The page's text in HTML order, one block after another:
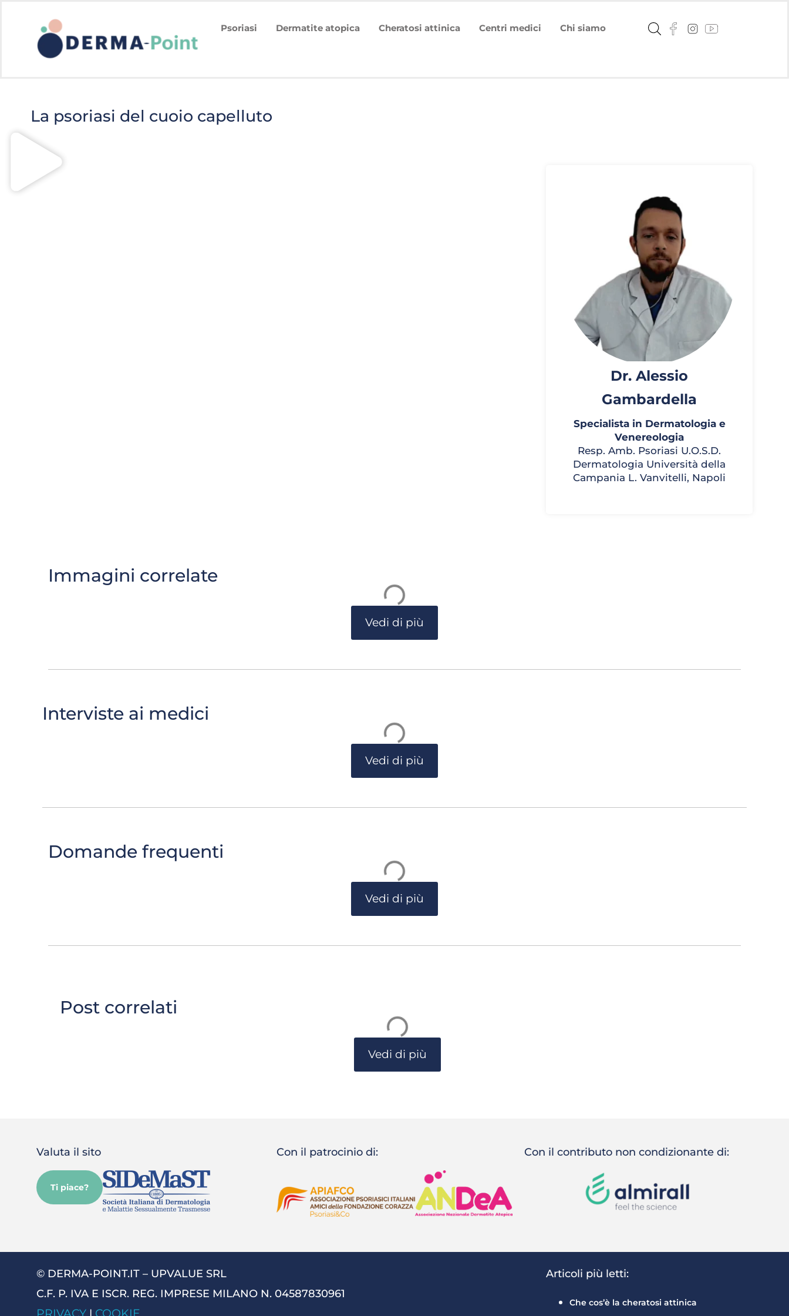
Psoriasi Dermatite atopica Cheratosi attinica Centri medici Chi siamo
La psoriasi del cuoio capelluto
Dr. Alessio
Gambardella
Specialista in Dermatologia e
Venereologia
Resp. Amb. Psoriasi U.O.S.D.
Dermatologia Università della
Campania L. Vanvitelli, Napoli
Immagini correlate
Vedi di più
Interviste ai medici
Vedi di più
Domande frequenti
Vedi di più
Post correlati
Vedi di più
Valuta il sito
Ti piace?
Con il patrocinio di: Con il contributo non condizionante di:
© DERMA-POINT.IT – UPVALUE SRL
C.F. P. IVA E ISCR. REG. IMPRESE MILANO N. 04587830961
PRIVACY COOKIE
Articoli più letti:
Che cos’è la cheratosi attinica